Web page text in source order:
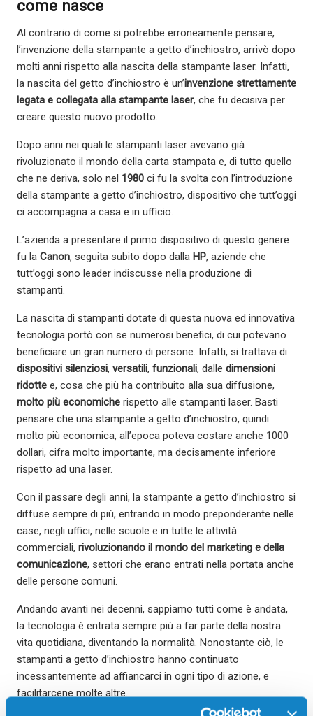
come nasce
Al contrario di come si potrebbe erroneamente pensare,
l’invenzione della stampante a getto d’inchiostro, arrivò dopo
molti anni rispetto alla nascita della stampante laser. Infatti,
la nascita del getto d’inchiostro è un’invenzione strettamente
legata e collegata alla stampante laser, che fu decisiva per
creare questo nuovo prodotto.
Dopo anni nei quali le stampanti laser avevano già
rivoluzionato il mondo della carta stampata e, di tutto quello
che ne deriva, solo nel 1980 ci fu la svolta con l’introduzione
della stampante a getto d’inchiostro, dispositivo che tutt’oggi
ci accompagna a casa e in ufficio.
L’azienda a presentare il primo dispositivo di questo genere
fu la Canon, seguita subito dopo dalla HP, aziende che
tutt’oggi sono leader indiscusse nella produzione di
stampanti.
La nascita di stampanti dotate di questa nuova ed innovativa
tecnologia portò con se numerosi benefici, di cui potevano
beneficiare un gran numero di persone. Infatti, si trattava di
dispositivi silenziosi, versatili, funzionali, dalle dimensioni
ridotte e, cosa che più ha contribuito alla sua diffusione,
molto più economiche rispetto alle stampanti laser. Basti
pensare che una stampante a getto d’inchiostro, quindi
molto più economica, all’epoca poteva costare anche 1000
dollari, cifra molto importante, ma decisamente inferiore
rispetto ad una laser.
Con il passare degli anni, la stampante a getto d’inchiostro si
diffuse sempre di più, entrando in modo preponderante nelle
case, negli uffici, nelle scuole e in tutte le attività
commerciali, rivoluzionando il mondo del marketing e della
comunicazione, settori che erano entrati nella portata anche
delle persone comuni.
Andando avanti nei decenni, sappiamo tutti come è andata,
la tecnologia è entrata sempre più a far parte della nostra
vita quotidiana, diventando la normalità. Nonostante ciò, le
stampanti a getto d’inchiostro hanno continuato
incessantemente ad affiancarci in ogni tipo di azione, e
facilitarcene molte altre.